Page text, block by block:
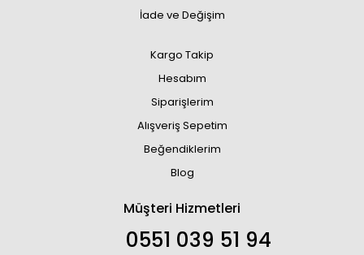
İade ve Değişim
Kargo Takip
Hesabım
Siparişlerim
Alışveriş Sepetim
Beğendiklerim
Blog
Müşteri Hizmetleri
0551 039 51 94